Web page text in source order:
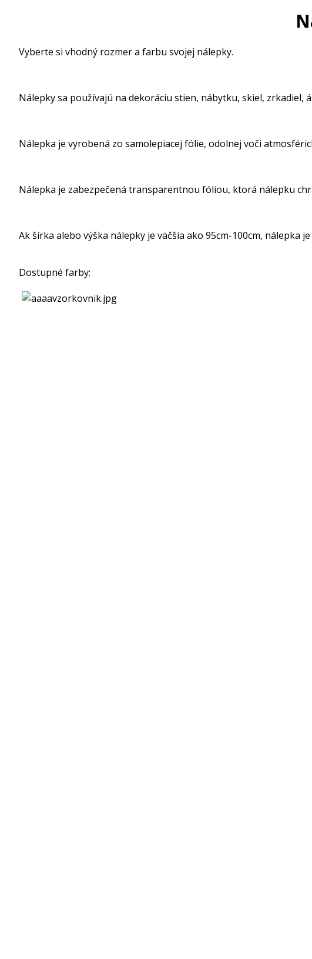
Vyberte si vhodný rozmer a farbu svojej nálepky.
Nálepky sa používajú na dekoráciu stien, nábytku, skiel, zrkadiel,
Nálepka je vyrobená zo samolepiacej fólie, odolnej voči
Nálepka je zabezpečená transparentnou fóliou, ktorá nálepku
Ak šírka alebo výška nálepky je väčšia ako 95cm-100cm, nálepka
Dostupné farby: